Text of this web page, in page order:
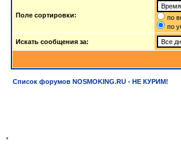
Поле сортировки:
по
по
Искать сообщения за:
Список форумов NOSMOKING.RU - НЕ КУРИМ!
*